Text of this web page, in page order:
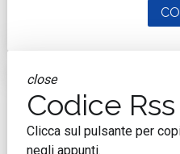
close
Codice Rss
Clicca sul pulsante per
negli appunti.